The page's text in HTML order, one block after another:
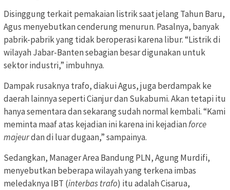
Disinggung terkait pemakaian listrik saat jelang Tahun Baru,
Agus menyebutkan cenderung menurun. Pasalnya, banyak
pabrik-pabrik yang tidak beroperasi karena libur. “Listrik di
wilayah Jabar-Banten sebagian besar digunakan untuk
sektor industri,” imbuhnya.
Dampak rusaknya trafo, diakui Agus, juga berdampak ke
daerah lainnya seperti Cianjur dan Sukabumi. Akan tetapi itu
hanya sementara dan sekarang sudah normal kembali. “Kami
meminta maaf atas kejadian ini karena ini kejadianforce
majeurdan di luar dugaan,” sampainya.
Sedangkan, Manager Area Bandung PLN, Agung Murdifi,
menyebutkan beberapa wilayah yang terkena imbas
meledaknya IBT (interbas trafo) itu adalah Cisarua,